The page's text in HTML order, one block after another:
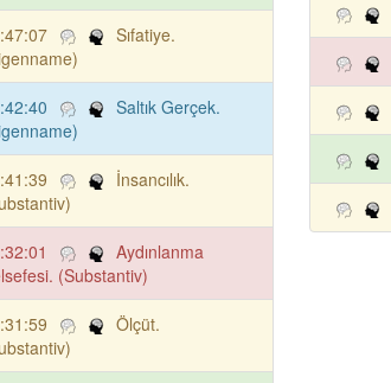
Sıfatiye.
Saltık Gerçek.
İnsancılık.
Aydınlanma
(Substantiv)
Ölçüt.